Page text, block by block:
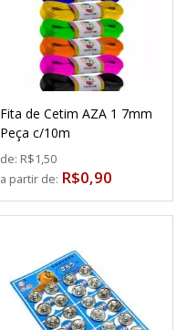
Fita de Cetim AZA 1 7mm
Peça c/10m
de: R$1,50
a partir de: R$0,90